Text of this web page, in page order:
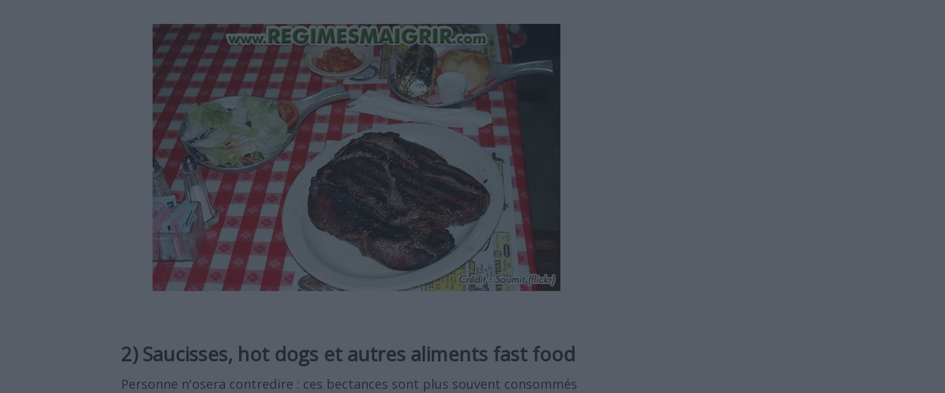
2) Saucisses, hot dogs et autres aliments fast food
Personne n'osera contredire : ces bectances sont plus souvent consommés